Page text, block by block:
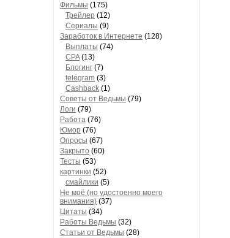
Фильмы (175)
Трейлер (12)
Сериалы (9)
Заработок в Интернете (128)
Выплаты (74)
CPA(13)
Блогинг (7)
telegram (3)
Cashback (1)
Советы от Ведьмы (79)
Логи (79)
Работа (76)
Юмор (76)
Опросы (67)
Закрыто (60)
Тесты (53)
картинки (52)
смайлики (5)
Не моё (но удостоенно моего
внимания) (37)
Цитаты (34)
Работы Ведьмы (32)
Статьи от Ведьмы (28)